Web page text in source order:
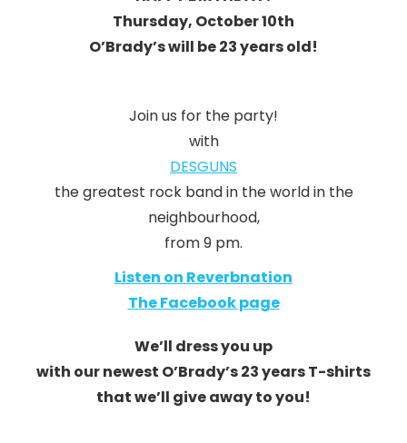
Thursday, October 10th
O’Brady’s will be 23 years old!
Join us for the party!
with
DESGUNS
the greatest rock band in the world in the
neighbourhood,
from 9 pm.
Listen on Reverbnation
The Facebook page
We’ll dress you up
with our newest O’Brady’s 23 years T-shirts
that we’ll give away to you!